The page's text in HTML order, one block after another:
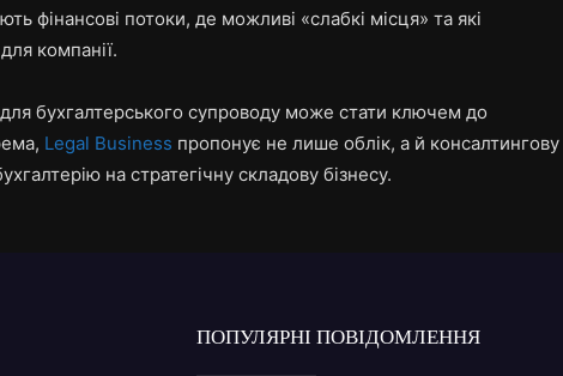
фінансові потоки, де можливі «слабкі місця» та які
компанії.
бухгалтерського супроводу може стати ключем до
Legal Business пропонує не лише облік, а й консалтингову
на стратегічну складову бізнесу.
ПОПУЛЯРНІ ПОВІДОМЛЕННЯ